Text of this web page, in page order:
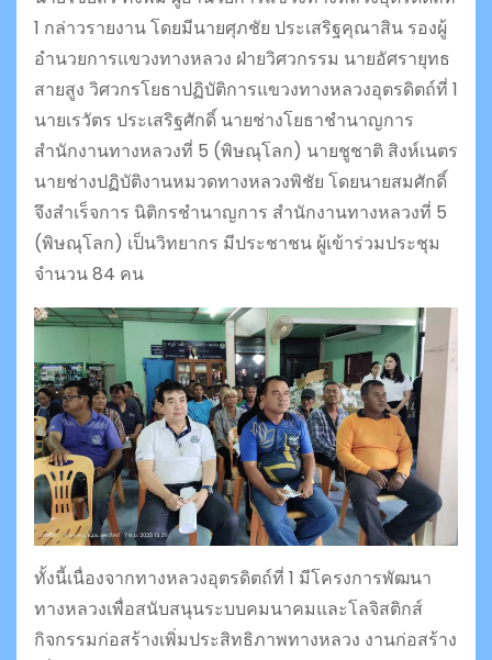
1 กล่าวรายงาน โดยมีนายศุภชัย ประเสริฐคุณาสิน รองผู้
อำนวยการแขวงทางหลวง ฝ่ายวิศวกรรม นายอัศรายุทธ
สายสูง วิศวกรโยธาปฏิบัติการแขวงทางหลวงอุตรดิตถ์ที่ 1
นายเรวัตร ประเสริฐศักดิ์ นายช่างโยธาชำนาญการ
สำนักงานทางหลวงที่ 5 (พิษณุโลก) นายชูชาติ สิงห์เนตร
นายช่างปฏิบัติงานหมวดทางหลวงพิชัย โดยนายสมศักดิ์
จึงสำเร็จการ นิติกรชำนาญการ สำนักงานทางหลวงที่ 5
(พิษณุโลก) เป็นวิทยากร มีประชาชน ผู้เข้าร่วมประชุม
จำนวน 84 คน
ทั้งนี้เนื่องจากทางหลวงอุตรดิตถ์ที่ 1 มีโครงการพัฒนา
ทางหลวงเพื่อสนับสนุนระบบคมนาคมและโลจิสติกส์
กิจกรรมก่อสร้างเพิ่มประสิทธิภาพทางหลวง งานก่อสร้าง